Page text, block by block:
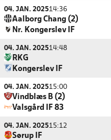
04. JAN. 202514:36
Aalborg Chang (2)
Nr. Kongerslev IF
04. JAN. 202514:48
RKG
Kongerslev IF
04. JAN. 202515:00
Vindblæs B (2)
Valsgård IF 83
04. JAN. 202515:12
Sørup IF